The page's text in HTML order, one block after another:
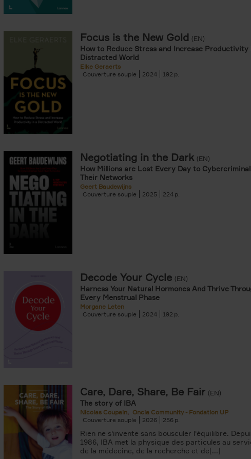
& Management filter
Éducation & Sciences Humaines filter
Patrimoine filter
& Littérature filter
Focus is the New Gold (EN)
How to Reduce Stress and Increase Productivity
Distracted World
Elke Geraerts
Couverture souple
2024 192
Negotiating in the Dark (EN)
How Millions are Lost Every Day to
Their Networks
Geert Baudewijns
Couverture souple
2025 224
Decode Your Cycle (EN)
Harness Your Natural Hormones And Thrive
Every Menstrual Phase
Morgane Leten
Couverture souple
2024 192
Care, Dare, Share, Be Fair (EN)
The story of IBA
Nicolas Coupain
Oncia Community - Fondation UP
Couverture souple
2026 256
Rien ne s'invente sans bousculer l'équilibre.
1986, IBA met la physique des particules au
de la médecine, de la recherche et de[...]